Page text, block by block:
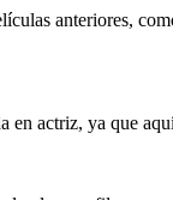
anteriores,
en actriz, ya que